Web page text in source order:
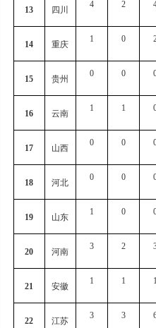
13 四川
4 2
14 重庆
1 0
15 贵州
0 0
16 云南
1 1
17 山西
0 0
18 河北
0 0
19 山东
1 0
20 河南
3 2
21 安徽
1 1 1
22 江苏
3 3